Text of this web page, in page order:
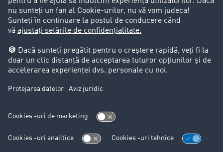
Impressum
Protecția datelor
Cookie-Einstellungen
Support